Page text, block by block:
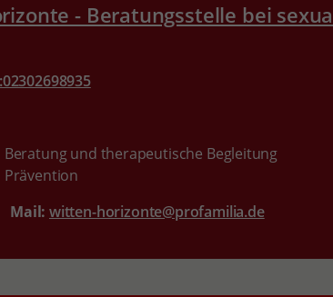
- Beratungsstelle bei
Beratung und therapeutische Begleitung
Prävention
witten-horizonte@profamilia.de